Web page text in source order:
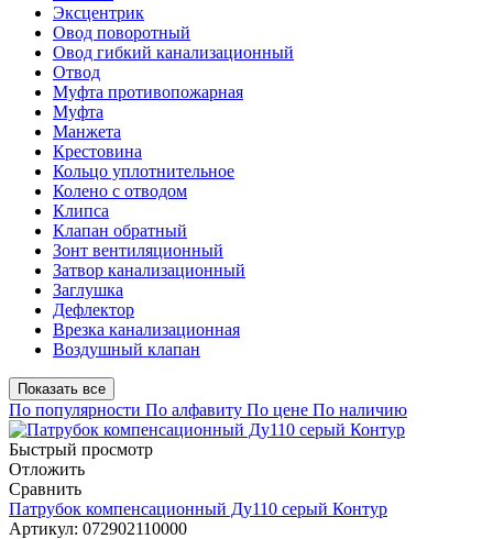
Эксцентрик
Овод поворотный
Овод гибкий канализационный
Отвод
Муфта противопожарная
Муфта
Манжета
Крестовина
Кольцо уплотнительное
Колено с отводом
Клипса
Клапан обратный
Зонт вентиляционный
Затвор канализационный
Заглушка
Дефлектор
Врезка канализационная
Воздушный клапан
Показать все
По популярности По алфавиту По цене По наличию
Быстрый просмотр
Отложить
Сравнить
Патрубок компенсационный Ду110 серый Контур
Артикул: 072902110000